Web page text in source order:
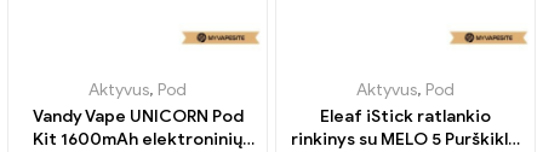
Aktyvus, Pod
Vandy Vape UNICORN Pod
Kit 1600mAh elektroninių
Aktyvus, Pod
Eleaf iStick ratlankio
rinkinys su MELO 5 Purškiklis